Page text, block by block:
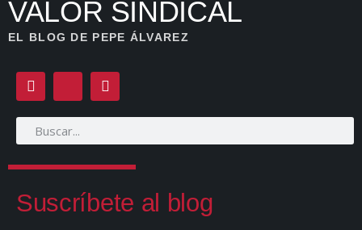
VALOR SINDICAL
EL BLOG DE PEPE ÁLVAREZ
Suscríbete al blog